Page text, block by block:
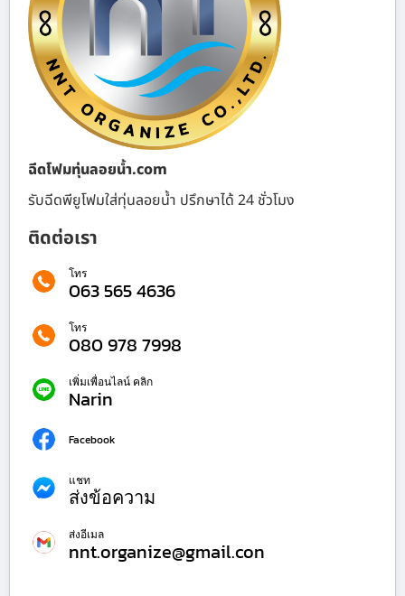
ฉีดโฟมทุ่นลอยน้ำ.com
รับฉีดพียูโฟมใส่ทุ่นลอยน้ำ ปรึกษาได้ 24 ชั่วโมง
ติดต่อเรา
โทร
063 565 4636
โทร
080 978 7998
เพิ่มเพื่อนไลน์ คลิก
Narin
Facebook
แชท
ส่งข้อความ
ส่งอีเมล
nnt.organize@gmail.con